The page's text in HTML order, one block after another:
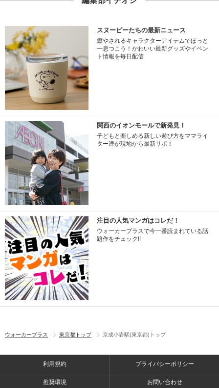
スヌーピーたちの最新ニュース
癒やされるキャラクターアイテムでほっと
一息つこう！かわいい最新グッズやイベン
ト情報を毎日配信
関西のイオンモールで新発見！
子どもと楽しめる新しい遊び方をママライ
ター達が現地から最新リポ！
注目の人気マンガはコレだ！
ウォーカープラスで今一番読まれている話
題作をチェック!!
ウォーカープラス 東京都トップ 京成小岩駅(東京都)トップ
利用規約 プライバシーポリシー
推奨環境 お問い合わせ